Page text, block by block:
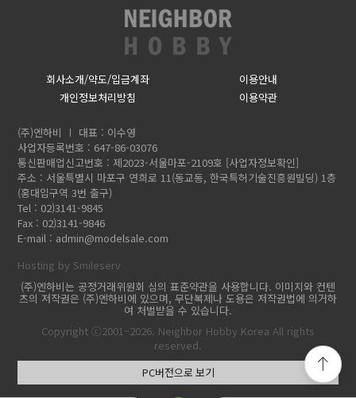
회사소개/약도/입금계좌
이용안내
개인정보처리방침
이용약관
(주)엔하비
대표 : 이수영
사업자등록번호 : 647-86-03076
통신판매업신고번호 : 제2023-서울마포-2109호 [사업자정보확인]
주소 : 서울특별시 마포구 연희로 11(동교동, 한국특허기술진흥원빌딩) 1층
(홍대입구역 3번 출구)
Tel : 02)3141-9845
Fax : 02)3141-9846
E-mail : admin@modelsale.com
Hosting by Smileserv
(주)엔하비는 공정거래위원회 심의 표준약관을 사용합니다. 이미지와 컨텐
츠의 저작권은 (주)엔하비에 있으며, 무단복제나 도용은 저작권법에 의거하
여 처벌받을 수 있습니다.
Copyright ⓒ2001~2026. Neighbor Hobby Korea All rights
reserved.
PC버전으로 보기